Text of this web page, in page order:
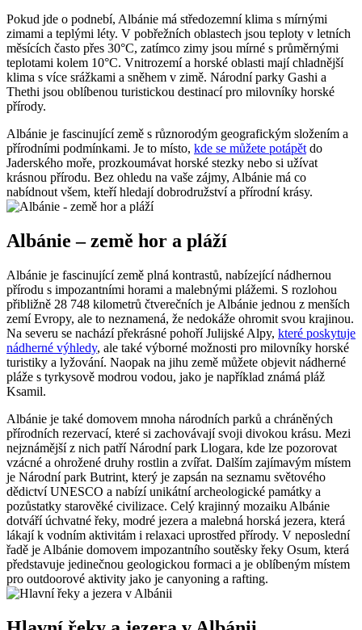
Pokud jde o podnebí, Albánie má středozemní klima s mírnými
zimami a teplými léty. V pobřežních oblastech jsou teploty v⁤ letních
měsících často přes ‍30°C, ⁤zatímco zimy jsou mírné s průměrnými
teplotami kolem 10°C. Vnitrozemí a horské oblasti mají chladnější
klima s‍ více srážkami ‌a⁤ sněhem v zimě.‍ Národní parky⁣ Gashi a
Thethi jsou oblíbenou turistickou destinací pro milovníky ‍horské
přírody.
Albánie je⁢ fascinující země s ‍různorodým geografickým složením a
přírodními podmínkami. Je to ⁤místo, kde se můžete potápětdo
Jaderského moře, prozkoumávat horské ​stezky nebo si užívat
krásnou přírodu.⁣ Bez ohledu na vaše zájmy, Albánie má co‍
nabídnout všem, kteří hledají dobrodružství a přírodní krásy.
Albánie – země hor a pláží
Albánie⁤ je fascinující země plná kontrastů, nabízející‍ nádhernou
‌přírodu s impozantními horami a malebnými plážemi. S rozlohou
přibližně 28 748 kilometrů čtverečních je Albánie jednou z menších
zemí Evropy, ale ​to neznamená, že nedokáže ​ohromit svou krajinou.
Na⁢ severu ‍se nachází překrásné pohoří ​Julijské⁢ Alpy, které poskytuje
nádherné výhledy, ale také výborné možnosti pro milovníky horské
turistiky a lyžování. Naopak na jihu země můžete objevit nádherné
pláže⁢ s tyrkysově modrou vodou, jako je například známá pláž
Ksamil.
Albánie je‍ také domovem mnoha národních parků‌ a chráněných‍
přírodních rezervací, které si zachovávají svoji divokou⁢ krásu. Mezi
nejznámější z nich patří Národní ‌park​ Llogara, ⁤kde ⁤lze pozorovat
vzácné a ohrožené druhy rostlin ⁤a​ zvířat. Dalším zajímavým místem
je Národní‌ park Butrint, který je ⁣zapsán na ‌seznamu světového
dědictví‍ UNESCO a nabízí unikátní archeologické památky a
pozůstatky⁤ starověké civilizace. Celý krajinný mozaiku‌ Albánie
dotváří úchvatné řeky, modré jezera a ‌malebná horská jezera, která
lákají k vodním aktivitám i relaxaci uprostřed přírody. V neposlední
řadě ⁤je Albánie domovem impozantního soutěsky řeky Osum,⁢ která
představuje jedinečnou geologickou formaci a je oblíbeným místem
pro outdoorové⁤ aktivity jako je canyoning a rafting.